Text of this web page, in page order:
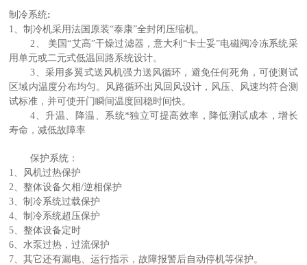
制冷系统:
1、制冷机采用法国原装“泰康”全封闭压缩机。
2、
美国“艾高”干燥过滤器，意大利“卡士妥”电磁阀冷冻系统采
用单元或二元式低温回路系统设计。
3、 采用多翼式送风机强力送风循环，避免任何死角，可使测试
区域内温度分布均匀。风路循环出风回风设计，风压、风速均符合测
试标准，并可使开门瞬间温度回稳时间快。
4、 升温、降温、系统*独立可提高效率，降低测试成本，增长
寿命，减低故障率
保护系统 ：
1、风机过热保护
2、整体设备欠相/逆相保护
3、制冷系统过载保护
4、制冷系统超压保护
5、整体设备定时
6、水泵过热，过流保护
7、其它还有漏电、运行指示，故障报警后自动停机等保护。